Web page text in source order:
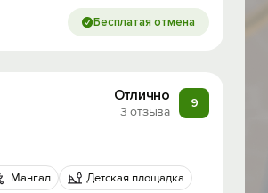
Бесплатая отмена
Отлично
3 отзыва
9
Мангал Детская площадка